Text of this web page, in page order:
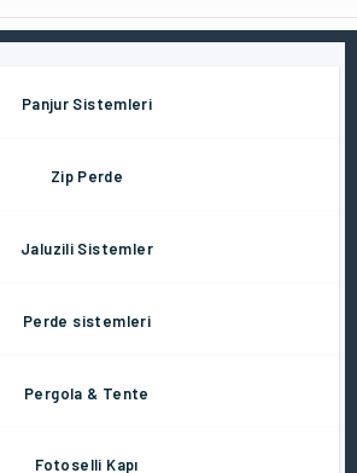
Panjur Sistemleri
Zip Perde
Jaluzili Sistemler
Perde sistemleri
Pergola & Tente
Fotoselli Kapı